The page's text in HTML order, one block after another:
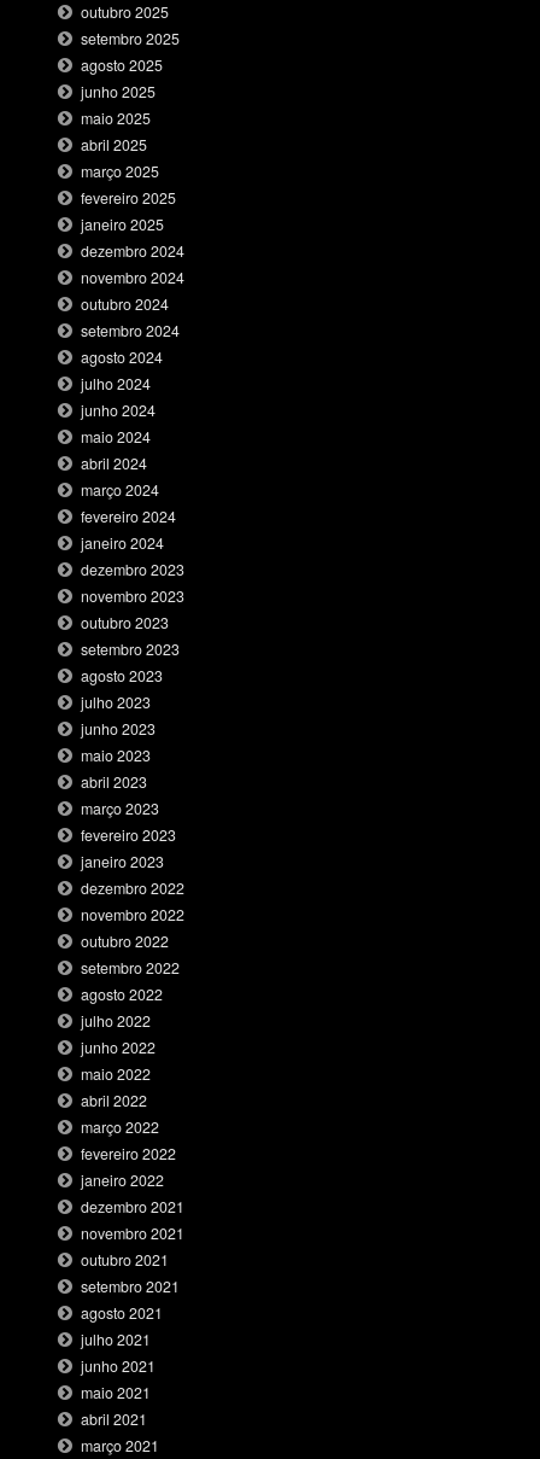
outubro 2025
setembro 2025
agosto 2025
junho 2025
maio 2025
abril 2025
março 2025
fevereiro 2025
janeiro 2025
dezembro 2024
novembro 2024
outubro 2024
setembro 2024
agosto 2024
julho 2024
junho 2024
maio 2024
abril 2024
março 2024
fevereiro 2024
janeiro 2024
dezembro 2023
novembro 2023
outubro 2023
setembro 2023
agosto 2023
julho 2023
junho 2023
maio 2023
abril 2023
março 2023
fevereiro 2023
janeiro 2023
dezembro 2022
novembro 2022
outubro 2022
setembro 2022
agosto 2022
julho 2022
junho 2022
maio 2022
abril 2022
março 2022
fevereiro 2022
janeiro 2022
dezembro 2021
novembro 2021
outubro 2021
setembro 2021
agosto 2021
julho 2021
junho 2021
maio 2021
abril 2021
março 2021